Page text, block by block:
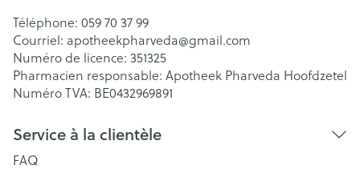
Téléphone: 059 70 37 99
Courriel: apotheekpharveda@gmail.com
Numéro de licence: 351325
Pharmacien responsable: Apotheek Pharveda Hoofdzetel
Numéro TVA: BE0432969891
Service à la clientèle
FAQ